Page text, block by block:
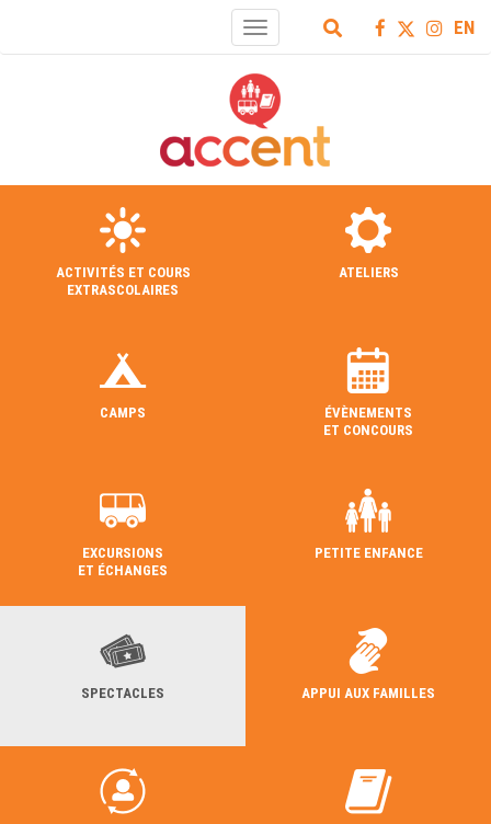
EN
Toggle
navigation
ACTIVITÉS ET COURS
EXTRASCOLAIRES
ATELIERS
CAMPS
ÉVÈNEMENTS
ET CONCOURS
EXCURSIONS
ET ÉCHANGES
PETITE ENFANCE
SPECTACLES APPUI AUX FAMILLES